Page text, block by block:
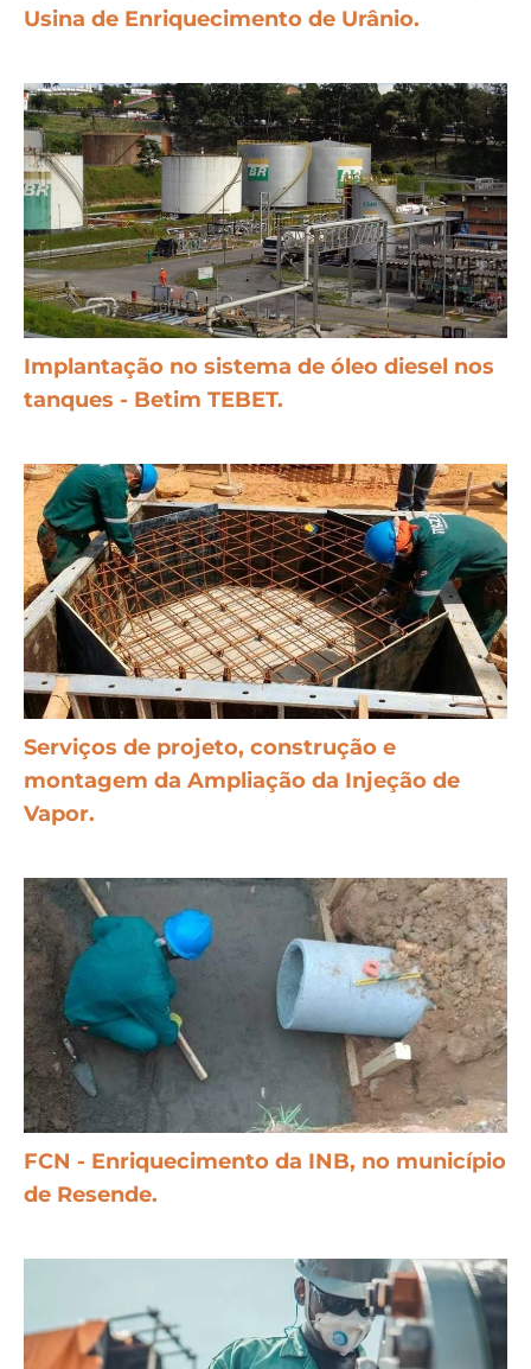
Usina de Enriquecimento de Urânio.
Implantação no sistema de óleo diesel nos
tanques - Betim TEBET.
Serviços de projeto, construção e
montagem da Ampliação da Injeção de
Vapor.
FCN - Enriquecimento da INB, no município
de Resende.